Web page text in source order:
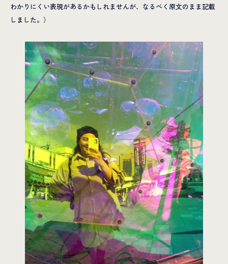
わかりにくい表現があるかもしれませんが、なるべく原文のまま記載
しました。）